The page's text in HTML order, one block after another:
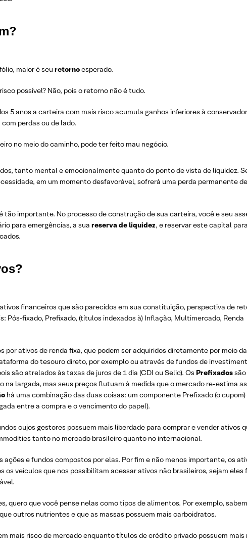
maior é seu retornoesperado.
possível? Não, pois o retorno não é tudo.
5 anos a carteira com mais risco acumula ganhos inferiores à
perdas ou de lado.
no meio do caminho, pode ter feito mau negócio.
tanto mental e emocionalmente quanto do ponto de vista de liquidez.
em um momento desfavorável, sofrerá uma perda permanente de
tão importante. No processo de construção de sua carteira, você e seu
para emergências, a sua reserva de liquidez, e reservar este capital para
financeiros que são parecidos em sua constituição, perspectiva de
Pós-fixado, Prefixado, (títulos indexados à) Inflação, Multimercado, Renda
ativos de renda fixa, que podem ser adquiridos diretamente por meio da
do tesouro direto, por exemplo ou através de fundos de
são atrelados às taxas de juros de 1 dia (CDI ou Selic). Os Prefixadossão
na largada, mas seus preços flutuam à medida que o mercado re-estima
há uma combinação das duas coisas: um componente Prefixado (o cupom)
entre a compra e o vencimento do papel).
cujos gestores possuem mais liberdade para comprar e vender ativos
tanto no mercado brasileiro quanto no internacional.
e fundos compostos por elas. Por fim e não menos importante, os
os veículos que nos possibilitam acessar ativos não brasileiros, sejam eles
quero que você pense nelas como tipos de alimentos. Por exemplo,
outros nutrientes e que as massas possuem mais carboidratos.
mais risco de mercado enquanto títulos de crédito privado possuem mais